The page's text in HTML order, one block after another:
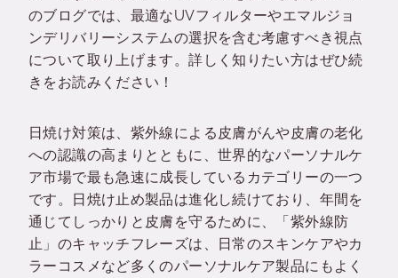
のブログでは、最適なUVフィルターやエマルジョ
ンデリバリーシステムの選択を含む考慮すべき視点
について取り上げます。詳しく知りたい方はぜひ続
きをお読みください！
日焼け対策は、紫外線による皮膚がんや皮膚の老化
への認識の高まりとともに、世界的なパーソナルケ
ア市場で最も急速に成長しているカテゴリーの一つ
です。日焼け止め製品は進化し続けており、年間を
通じてしっかりと皮膚を守るために、「紫外線防
止」のキャッチフレーズは、日常のスキンケアやカ
ラーコスメなど多くのパーソナルケア製品にもよく